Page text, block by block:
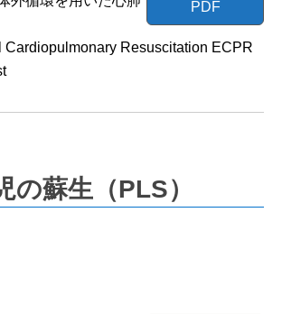
PDF
Cardiopulmonary Resuscitation ECPR
の蘇生（PLS）